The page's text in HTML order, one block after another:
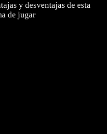
y desventajas de esta
de jugar